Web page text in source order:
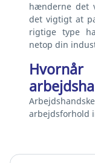
hænderne det
det vigtigt at
rigtige type
netop din
arbejdsforhold